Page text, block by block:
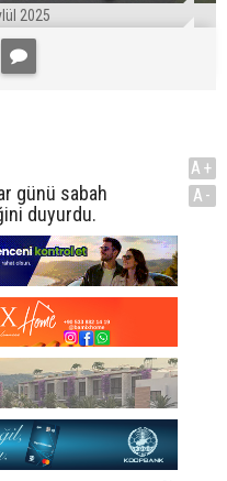
2025
günü sabah
duyurdu.
A+
A-